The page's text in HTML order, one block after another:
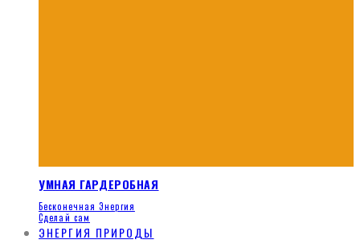
УМНАЯ ГАРДЕРОБНАЯ
Бесконечная Энергия
Сделай сам
ЭНЕРГИЯ ПРИРОДЫ